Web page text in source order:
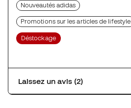
Nouveautés adidas
Promotions sur les articles de lifestyle
Déstockage
Laissez un avis (2)